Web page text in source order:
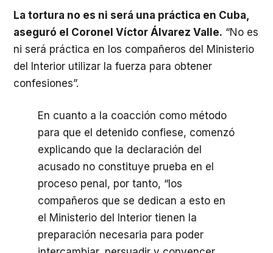
La tortura no es ni será una práctica en Cuba,
aseguró el Coronel Víctor Álvarez Valle. “No es
ni será práctica en los compañeros del Ministerio
del Interior utilizar la fuerza para obtener
confesiones”.
En cuanto a la coacción como método
para que el detenido confiese, comenzó
explicando que la declaración del
acusado no constituye prueba en el
proceso penal, por tanto, “los
compañeros que se dedican a esto en
el Ministerio del Interior tienen la
preparación necesaria para poder